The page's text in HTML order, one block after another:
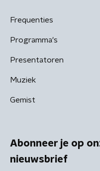
Frequenties
Programma's
Presentatoren
Muziek
Gemist
Abonneer je op
nieuwsbrief